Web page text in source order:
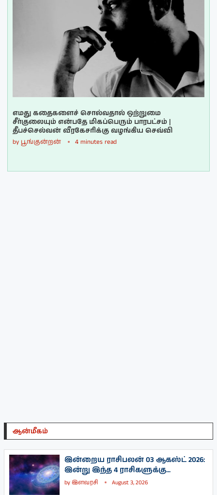
எமது கதைகளைச் சொல்வதால் ஒற்றுமை
சீர்குலையும் என்பதே மிகப்பெரும் பாரபட்சம் |
தீபச்செல்வன் வீரகேசரிக்கு வழங்கிய செவ்வி
by பூங்குன்றன் 4 minutes read
ஆன்மீகம்
இன்றைய ராசிபலன் 03 ஆகஸ்ட் 2026:
இன்று இந்த 4 ராசிகளுக்கு...
byஇளவரசி August 3, 2026